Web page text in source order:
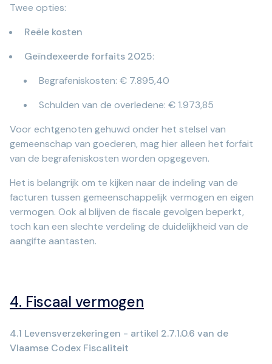
Twee opties:
Reële kosten
Geïndexeerde forfaits 2025:
Begrafeniskosten: € 7.895,40
Schulden van de overledene: € 1.973,85
Voor echtgenoten gehuwd onder het stelsel van
gemeenschap van goederen, mag hier alleen het forfait
van de begrafeniskosten worden opgegeven.
Het is belangrijk om te kijken naar de indeling van de
facturen tussen gemeenschappelijk vermogen en eigen
vermogen. Ook al blijven de fiscale gevolgen beperkt,
toch kan een slechte verdeling de duidelijkheid van de
aangifte aantasten.
4. Fiscaal vermogen
4.1 Levensverzekeringen - artikel 2.7.1.0.6 van de
Vlaamse Codex Fiscaliteit